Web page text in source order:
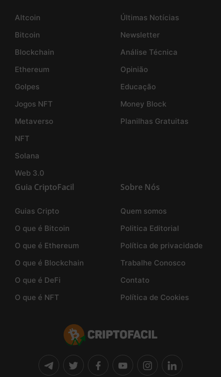
Altcoin
Bitcoin
Blockchain
Ethereum
Golpes
Jogos NFT
Metaverso
NFT
Solana
Web 3.0
Últimas Notícias
Newsletter
Análise Técnica
Opinião
Educação
Money Block
Planilhas Gratuitas
Guia CriptoFacil
Guias Cripto
O que é Bitcoin
O que é Ethereum
O que é Blockchain
O que é DeFi
O que é NFT
Sobre Nós
Quem somos
Politica Editorial
Política de privacidade
Trabalhe Conosco
Contato
Política de Cookies